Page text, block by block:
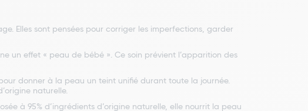
Elles sont pensées pour corriger les imperfections, garder
un effet « peau de bébé ». Ce soin prévient l’apparition des
donner à la peau un teint unifié durant toute la journée.
naturelle.
à 95% d’ingrédients d’origine naturelle, elle nourrit la peau